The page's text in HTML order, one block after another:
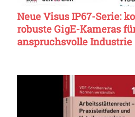
Neue Visus IP67-Serie:
robuste GigE-Kameras
anspruchsvolle Industrie